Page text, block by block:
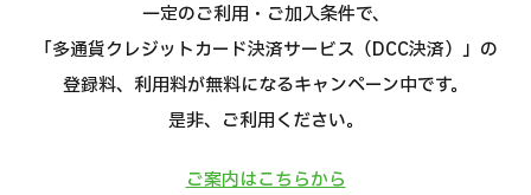
Hướng dẫn và chính sách của công ty
一定のご利用・ご加入条件で、
「多通貨クレジットカード決済サービス（DCC決済）」の
登録料、利用料が無料になるキャンペーン中です。
是非、ご利用ください。
ご案内はこちらから